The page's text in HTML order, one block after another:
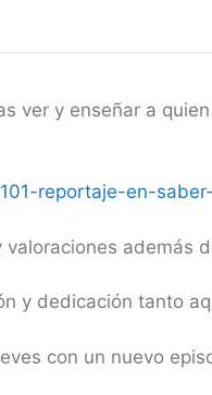
ver y enseñar a
reportaje-en-
y dedicación tanto
con un nuevo